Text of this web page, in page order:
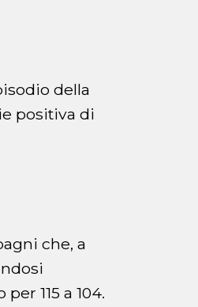
della
positiva di
che, a
115 a 104.